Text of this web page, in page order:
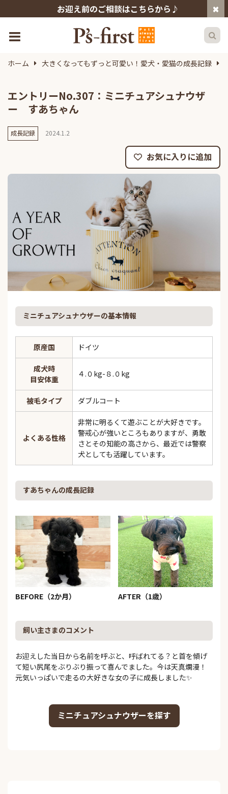
お迎え前のご相談はこちらから♪
ホーム 大きくなってもずっと可愛い！愛犬・愛猫の成長記録
エントリーNo.307：ミニチュアシュナウザ
ー すあちゃん
成長記録 2024.1.2
お気に入りに追加
ミニチュアシュナウザーの基本情報
原産国 ドイツ
成犬時
目安体重
４.０kg-８.０kg
被毛タイプ ダブルコート
よくある性格
非常に明るくて遊ぶことが大好きです。
警戒心が強いところもありますが、勇敢
さとその知能の高さから、最近では警察
犬としても活躍しています。
すあちゃんの成長記録
BEFORE（2か月） AFTER（1歳）
飼い主さまのコメント
お迎えした当日から名前を呼ぶと、呼ばれてる？と首を傾げ
て短い尻尾をぶりぶり振って喜んでました。今は天真爛漫！
元気いっぱいで走るの大好きな女の子に成長しました✨
ミニチュアシュナウザーを探す